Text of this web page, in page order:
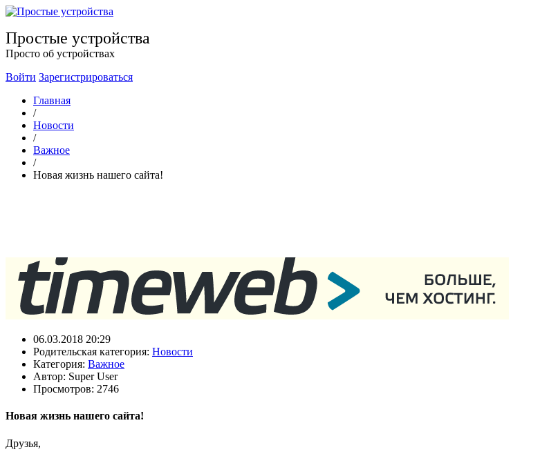
Простые устройства
Просто об устройствах
Войти Зарегистрироваться
Главная
/
Новости
/
Важное
/
Новая жизнь нашего сайта!
06.03.2018 20:29
Родительская категория: Новости
Категория: Важное
Автор: Super User
Просмотров: 2746
Новая жизнь нашего сайта!
Друзья,